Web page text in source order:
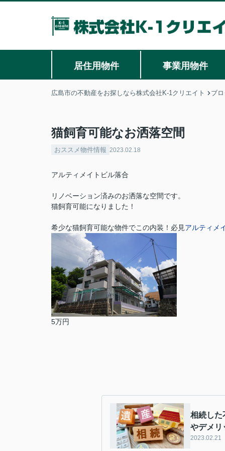
居住用物件 事業用物件
広島市の不動産をお探しなら株式会社K-1クリエイト ブ
猫飼育可能なお洒落空間
おススメ物件情報 2023.02.18
アルティメイトビル落合
リノベーション済みのお洒落な空間です。
猫飼育可能になりました！
希少な猫飼育可能な物件でこの内装！必見アルティメ
5万円
相続した
やデメリ
2023.02.21